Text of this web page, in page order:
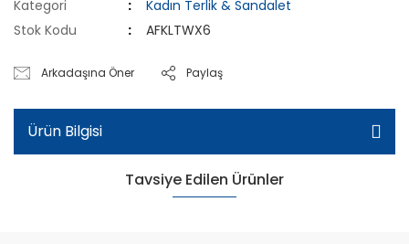
Kategori
Kadın Terlik & Sandalet
Stok Kodu
AFKLTWX6
Arkadaşına Öner Paylaş
Ürün Bilgisi
Tavsiye Edilen Ürünler